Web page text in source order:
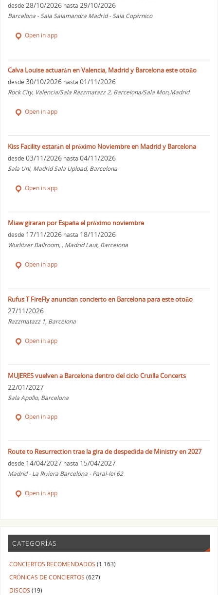
desde 28/10/2026 hasta 29/10/2026
Barcelona - Sala Salamandra Madrid - Sala Copérnico
Open in app
Calva Louise actuarán en Valencia, Madrid y Barcelona este otoño
desde 30/10/2026 hasta 01/11/2026
Rock City, Valencia/Sala Razzmatazz 2, Barcelona/Sala Mon,Madrid
Open in app
Kiss Facility estarán el próximo Noviembre en Madrid y Barcelona
desde 03/11/2026 hasta 04/11/2026
Sala Uni, Madrid Sala Upload, Barcelona
Open in app
Miaw giraran por España el próximo noviembre
desde 17/11/2026 hasta 18/11/2026
Wurlitzer Ballroom, , Madrid Laut, Barcelona
Open in app
Rufus T FireFly anuncian concierto en Barcelona para este otoño
27/11/2026
Razzmatazz 1, Barcelona
Open in app
MUJERES vuelven a Barcelona dentro del ciclo Cruïlla Concerts
22/01/2027
Sala Apollo, Barcelona
Open in app
Route to Resurrection trae la gira de despedida de Ministry en 2027
desde 14/04/2027 hasta 15/04/2027
Madrid - La Riviera Barcelona - Paral-lel 62
Open in app
CATEGORÍAS
CONCIERTOS RECOMENDADOS (1.163)
CRÓNICAS DE CONCIERTOS (627)
DISCOS (19)